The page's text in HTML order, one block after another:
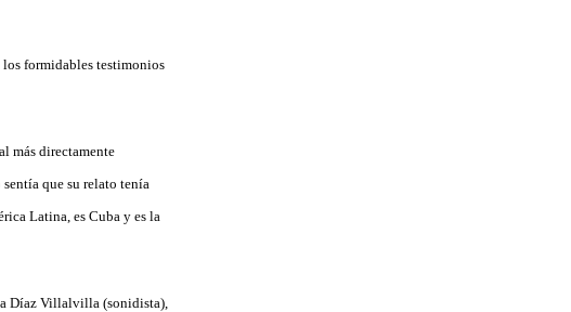
los formidables testimonios
más directamente
que su relato tenía
Latina, es Cuba y es la
Díaz Villalvilla (sonidista),